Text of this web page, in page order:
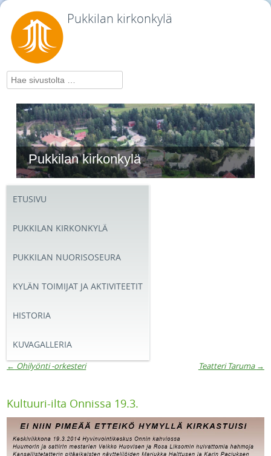
Pukkilan kirkonkylä
Hae
Pukkilan kirkonkylä
ETUSIVU
PUKKILAN KIRKONKYLÄ
PUKKILAN NUORISOSEURA
KYLÄN TOIMIJAT JA AKTIVITEETIT
HISTORIA
KUVAGALLERIA
← Ohilyönti -orkesteri Teatteri Taruma →
Kultuuri-ilta Onnissa 19.3.